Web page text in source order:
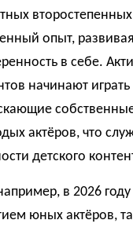
опыт,
в себе.
начинают
актёров, что
детского
в 2026
юных актёров,